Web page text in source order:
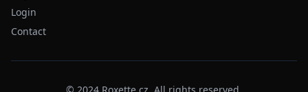
Login
Contact